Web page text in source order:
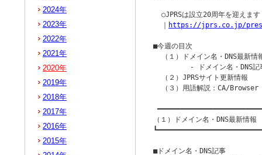
  ○JPRSは設立20周年を迎えます
https://jprs.co.jp/
■今週の目次
（１）ドメイン名・DNS最新情
- ドメイン名・DNS記
  （２）JPRSサイト更新情報
（３）用語解説：CA/Browser
（１）ドメイン名・DNS最新情報
■ドメイン名・DNS記事
2024年
2023年
2022年
2021年
2020年
2019年
2018年
2017年
2016年
2015年